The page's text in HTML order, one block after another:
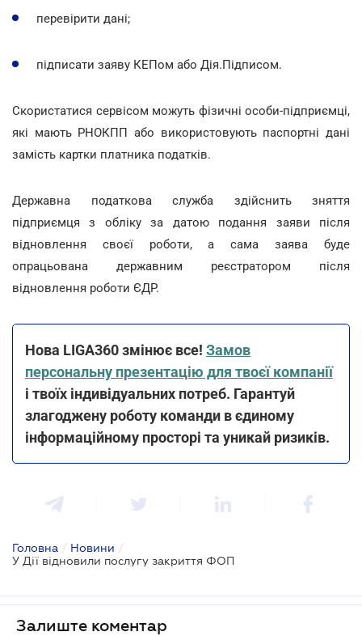
перевірити дані;
підписати заяву КЕПом або Дія.Підписом.
Скористатися сервісом можуть фізичні особи-підприємці,
які мають РНОКПП або використовують паспортні дані
замість картки платника податків.
Державна податкова служба здійснить зняття
підприємця з обліку за датою подання заяви після
відновлення своєї роботи, а сама заява буде
опрацьована державним реєстратором після
відновлення роботи ЄДР.
Нова LIGA360 змінює все! Замов
персональну презентацію для твоєї компанії
і твоїх індивідуальних потреб. Гарантуй
злагоджену роботу команди в єдиному
інформаційному просторі та уникай ризиків.
Головна / Новини /
У Дії відновили послугу закриття ФОП
Залиште коментар